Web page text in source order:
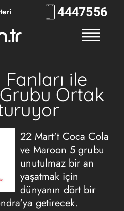
4447556
ile
Ortak
22 Mart't Coca Cola
ve Maroon 5 grubu
unutulmaz bir an
yaşatmak için
dünyanın dört bir
getirecek.